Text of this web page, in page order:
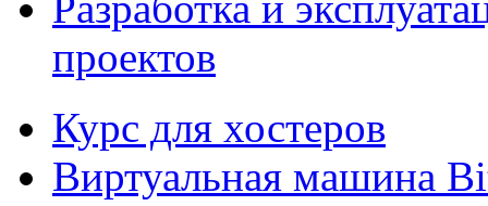
проектов
Курс для хостеров
Виртуальная машина